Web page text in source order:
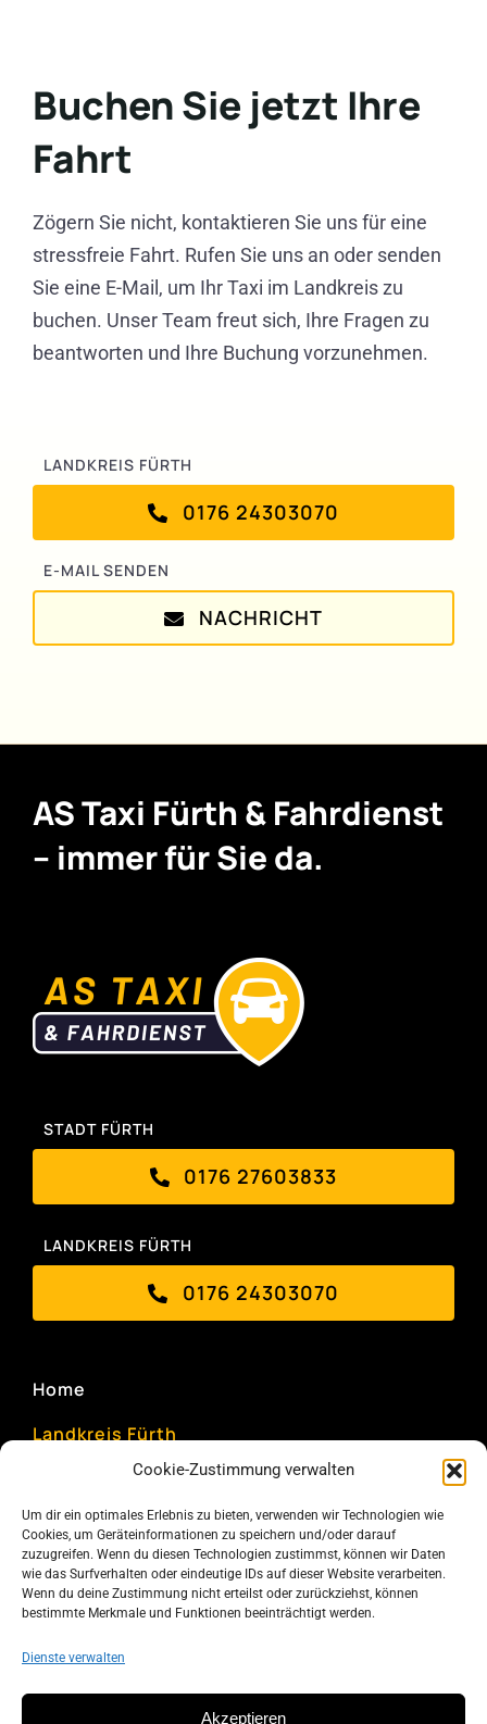
Cookie-Zustimmung verwalten
Um dir ein optimales Erlebnis zu bieten, verwenden wir Technologien wie
Cookies, um Geräteinformationen zu speichern und/oder darauf
zuzugreifen. Wenn du diesen Technologien zustimmst, können wir Daten
wie das Surfverhalten oder eindeutige IDs auf dieser Website verarbeiten.
Wenn du deine Zustimmung nicht erteilst oder zurückziehst, können
bestimmte Merkmale und Funktionen beeinträchtigt werden.
Dienste verwalten
Akzeptieren
Buchen Sie jetzt Ihre
Fahrt
Zögern Sie nicht, kontaktieren Sie uns für eine
stressfreie Fahrt. Rufen Sie uns an oder senden
Sie eine E-Mail, um Ihr Taxi im Landkreis zu
buchen. Unser Team freut sich, Ihre Fragen zu
beantworten und Ihre Buchung vorzunehmen.
LANDKREIS FÜRTH
0176 24303070
E-MAIL SENDEN
NACHRICHT
AS Taxi Fürth & Fahrdienst
– immer für Sie da.
STADT FÜRTH
0176 27603833
LANDKREIS FÜRTH
0176 24303070
Home
Landkreis Fürth
Krankentransport
Kontakt
Datenschutz
Impressum
Cookie-Richtlinie (EU)